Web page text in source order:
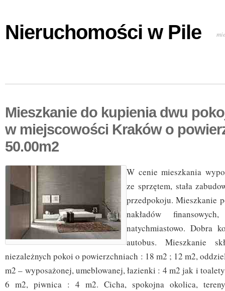
Nieruchomości w Pile
Mieszkanie do kupienia dwu
w miejscowości Kraków o
50.00m2
W cenie mieszkania
ze sprzętem, stała
przedpokoju. Mieszkanie
nakładów
natychmiastowo. Dobra
autobus. Mieszkanie
niezależnych pokoi o powierzchniach : 18 m2 ; 12 m2,
m2 – wyposażonej, umeblowanej, łazienki : 4 m2 jak i
6 m2, piwnica : 4 m2. Cicha, spokojna okolica,